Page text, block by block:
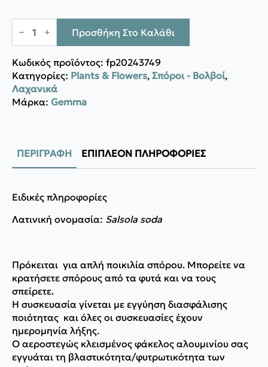
Gemma
Αλμύρα
·
ποσότητα
Προσθήκη Στο Καλάθι
Κωδικός προϊόντος: fp20243749
Κατηγορίες: Plants & Flowers, Σπόροι - Βολβοί,
Λαχανικά
Μάρκα: Gemma
ΠΕΡΙΓΡΑΦΉ ΕΠΙΠΛΈΟΝ ΠΛΗΡΟΦΟΡΊΕΣ
Eιδικές πληροφορίες
Λατινική ονομασία: Salsola soda
Πρόκειται για απλή ποικιλία σπόρου. Μπορείτε να
κρατήσετε σπόρους από τα φυτά και να τους
σπείρετε.
Η συσκευασία γίνεται με εγγύηση διασφάλισης
ποιότητας και όλες οι συσκευασίες έχουν
ημερομηνία λήξης.
Ο αεροστεγώς κλεισμένος φάκελος αλουμινίου σας
εγγυάται τη βλαστικότητα/φυτρωτικότητα των